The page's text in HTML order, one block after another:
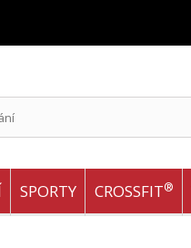
SPORTY CROSSFIT®